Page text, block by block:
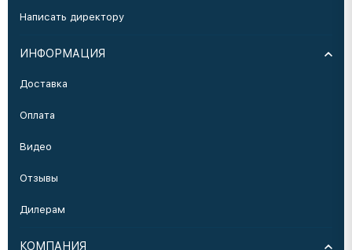
Написать директору
ИНФОРМАЦИЯ
Доставка
Оплата
Видео
Отзывы
Дилерам
КОМПАНИЯ